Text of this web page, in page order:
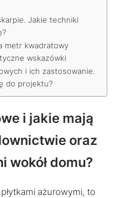
Jakie techniki
metr kwadratowy
wskazówki
i ich zastosowanie.
do projektu?
i jakie mają
oraz
wokół domu?
ażurowymi, to